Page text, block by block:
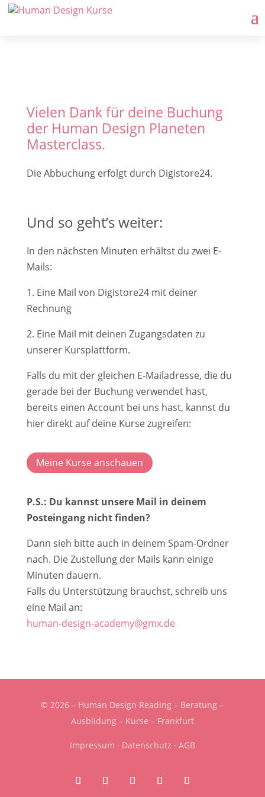
Vielen Dank für deine Buchung
der Human Design Planeten
Masterclass.
Die Abbuchung erfolgt durch Digistore24.
Und so geht’s weiter:
In den nächsten Minuten erhältst du zwei E-
Mails:
1. Eine Mail von Digistore24 mit deiner
Rechnung
2. Eine Mail mit deinen Zugangsdaten zu
unserer Kursplattform.
Falls du mit der gleichen E-Mailadresse, die du
gerade bei der Buchung verwendet hast,
bereits einen Account bei uns hast, kannst du
hier direkt auf deine Kurse zugreifen:
Meine Kurse anschauen
P.S.: Du kannst unsere Mail in deinem
Posteingang nicht finden?
Dann sieh bitte auch in deinem Spam-Ordner
nach. Die Zustellung der Mails kann einige
Minuten dauern.
Falls du Unterstützung brauchst, schreib uns
eine Mail an:
human-design-academy@gmx.de
© 2026 – Human Design Reading – Beratung –
Ausbildung – Kurse – Frankfurt
Impressum · Datenschutz · AGB